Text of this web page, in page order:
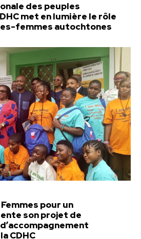
des peuples
met en lumière le rôle
femmes autochtones
pour un
son projet de
CDHC